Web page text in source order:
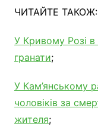
ЧИТАЙТЕ ТАКОЖ:
У Кривому Розі
гранати;
У Кам’янському
чоловіків за
жителя;